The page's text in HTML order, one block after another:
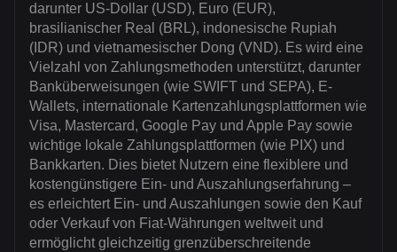
darunter US-Dollar (USD), Euro (EUR),
brasilianischer Real (BRL), indonesische Rupiah
(IDR) und vietnamesischer Dong (VND). Es wird eine
Vielzahl von Zahlungsmethoden unterstützt, darunter
Banküberweisungen (wie SWIFT und SEPA), E-
Wallets, internationale Kartenzahlungsplattformen wie
Visa, Mastercard, Google Pay und Apple Pay sowie
wichtige lokale Zahlungsplattformen (wie PIX) und
Bankkarten. Dies bietet Nutzern eine flexiblere und
kostengünstigere Ein- und Auszahlungserfahrung –
es erleichtert Ein- und Auszahlungen sowie den Kauf
oder Verkauf von Fiat-Währungen weltweit und
ermöglicht gleichzeitig grenzüberschreitende